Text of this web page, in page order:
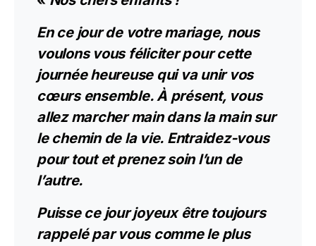
En ce jour de votre mariage, nous
voulons vous féliciter pour cette
journée heureuse qui va unir vos
cœurs ensemble. À présent, vous
allez marcher main dans la main sur
le chemin de la vie. Entraidez-vous
pour tout et prenez soin l’un de
l’autre.
Puisse ce jour joyeux être toujours
rappelé par vous comme le plus